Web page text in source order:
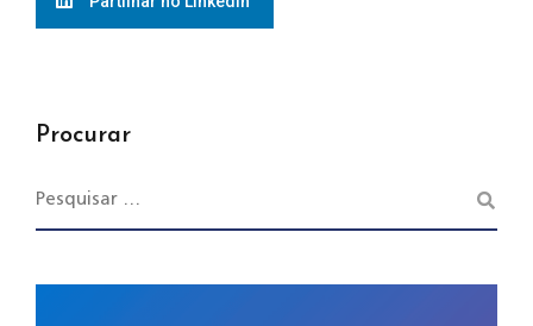
Procurar